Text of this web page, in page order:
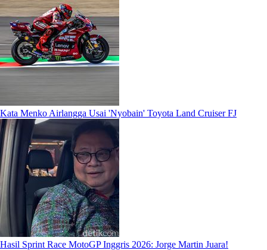
Kata Menko Airlangga Usai 'Nyobain' Toyota Land Cruiser FJ
Hasil Sprint Race MotoGP Inggris 2026: Jorge Martin Juara!